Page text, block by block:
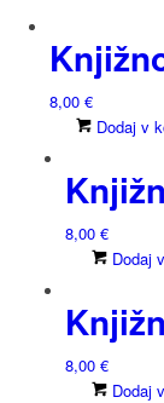
8,00 €
Dodaj v
8,00 €
Dodaj
8,00 €
Dodaj